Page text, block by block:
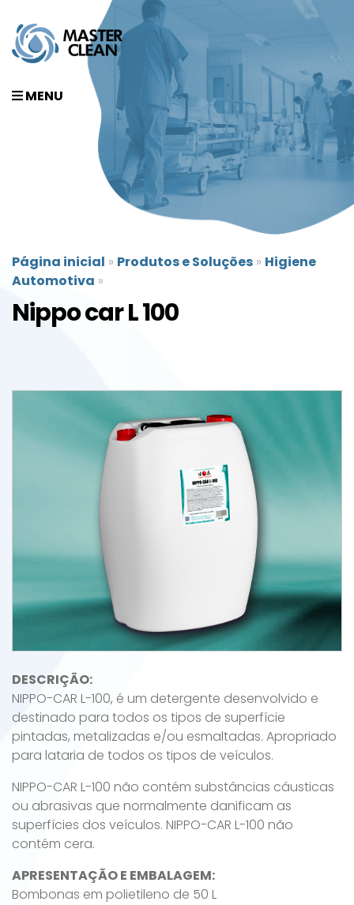
MENU
Página inicial » Produtos e Soluções » Higiene
Automotiva »
Nippo car L 100
DESCRIÇÃO:
NIPPO-CAR L-100, é um detergente desenvolvido e
destinado para todos os tipos de superfície
pintadas, metalizadas e/ou esmaltadas. Apropriado
para lataria de todos os tipos de veículos.
NIPPO-CAR L-100 não contém substâncias cáusticas
ou abrasivas que normalmente danificam as
superfícies dos veículos. NIPPO-CAR L-100 não
contém cera.
APRESENTAÇÃO E EMBALAGEM:
Bombonas em polietileno de 50 L